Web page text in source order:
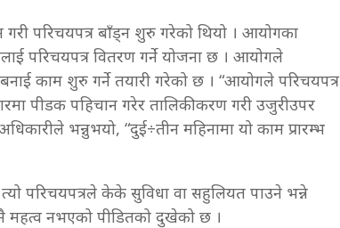
परिचयपत्र बाँड्न शुरु गरेको थियो । आयोगका
परिचयपत्र वितरण गर्ने योजना छ । आयोगले
काम शुरु गर्ने तयारी गरेको छ । “आयोगले परिचयपत्र
पीडक पहिचान गरेर तालिकीकरण गरी उजुरीउपर
भन्नुभयो, “दुई÷तीन महिनामा यो काम प्रारम्भ
परिचयपत्रले केके सुविधा वा सहुलियत पाउने भन्ने
महत्व नभएको पीडितको दुखेको छ ।